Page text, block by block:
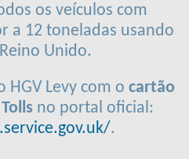
os veículos com
a 12 toneladas usando
Unido.
HGV Levy com o cartão
no portal oficial:
.